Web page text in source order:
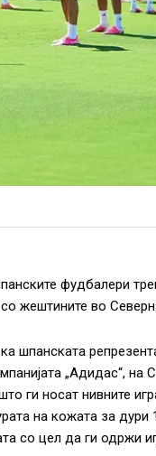
фудбалери
жештините во
шпанската
„Адидас“, на
ги носат нивните
на кожата за дури
со цел да ги одржи